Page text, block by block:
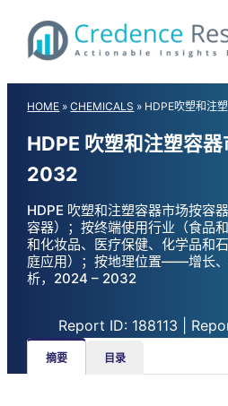
content
HOME »CHEMICALS » HDPE吹塑和注
HDPE 吹塑和注塑容
2032
HDPE 吹塑和注塑容器市场按容
容器）；按终端使用行业（食品
和化妆品、医疗保健、化学品和
庭应用）；按地理位置——增长
析，2024 – 2032
Report ID: 188113 |
摘要 目录